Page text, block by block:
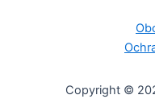
Copyright ©